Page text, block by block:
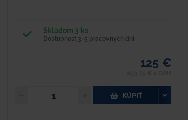
Skladom 3 ks
Dostupnosť 3-5 pracovných dní
125 €
KÚPIŤ